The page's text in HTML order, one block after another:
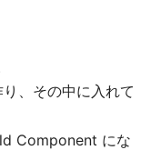
、その中に入れて
Component にな